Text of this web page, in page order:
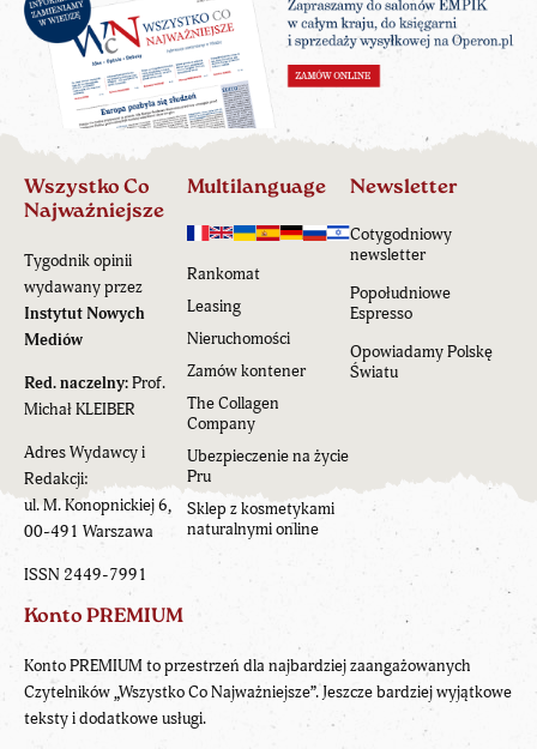
Wszystko Co
Najważniejsze
Tygodnik opinii
wydawany przez
Instytut Nowych
Mediów
Red. naczelny:Prof.
Michał KLEIBER
Adres Wydawcy i
Redakcji:
ul. M. Konopnickiej 6,
00-491 Warszawa
ISSN 2449-7991
Multilanguage
Rankomat
Leasing
Nieruchomości
Zamów kontener
The Collagen
Company
Ubezpieczenie na życie
Pru
Sklep z kosmetykami
naturalnymi online
Newsletter
Cotygodniowy
newsletter
Popołudniowe
Espresso
Opowiadamy Polskę
Światu
Konto PREMIUM
Konto PREMIUM to przestrzeń dla najbardziej zaangażowanych
Czytelników „Wszystko Co Najważniejsze”. Jeszcze bardziej wyjątkowe
teksty i dodatkowe usługi.